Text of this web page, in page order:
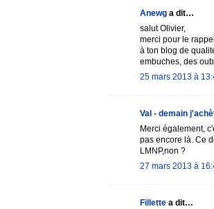
Anewg a dit…
salut Olivier,
merci pour le
à ton blog de
embuches, des
25 mars 2013 à
Val - demain
Merci également,
pas encore là. Ce
LMNP,non ?
27 mars 2013 à
Fillette a dit…